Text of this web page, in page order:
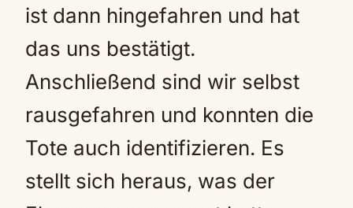
ist dann hingefahren und hat
das uns bestätigt.
Anschließend sind wir selbst
rausgefahren und konnten die
Tote auch identifizieren. Es
stellt sich heraus, was der